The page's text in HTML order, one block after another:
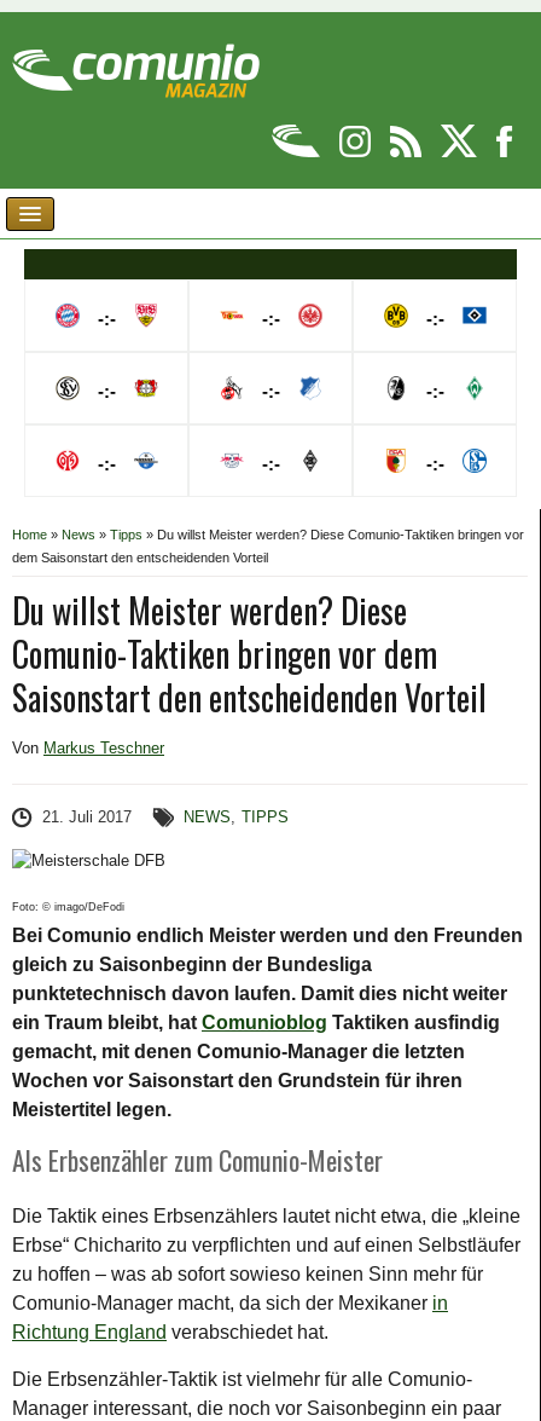
-:-
-:-
-:-
-:-
-:-
-:-
-:-
-:-
-:-
Home » News » Tipps » Du willst Meister werden? Diese Comunio-Taktiken bringen vor
dem Saisonstart den entscheidenden Vorteil
Du willst Meister werden? Diese
Comunio-Taktiken bringen vor dem
Saisonstart den entscheidenden Vorteil
Von Markus Teschner
21. Juli 2017 NEWS, TIPPS
Foto: © imago/DeFodi
Bei Comunio endlich Meister werden und den Freunden
gleich zu Saisonbeginn der Bundesliga
punktetechnisch davon laufen. Damit dies nicht weiter
ein Traum bleibt, hat Comunioblog Taktiken ausfindig
gemacht, mit denen Comunio-Manager die letzten
Wochen vor Saisonstart den Grundstein für ihren
Meistertitel legen.
Als Erbsenzähler zum Comunio-Meister
Die Taktik eines Erbsenzählers lautet nicht etwa, die „kleine
Erbse“ Chicharito zu verpflichten und auf einen Selbstläufer
zu hoffen – was ab sofort sowieso keinen Sinn mehr für
Comunio-Manager macht, da sich der Mexikaner in
Richtung England verabschiedet hat.
Die Erbsenzähler-Taktik ist vielmehr für alle Comunio-
Manager interessant, die noch vor Saisonbeginn ein paar